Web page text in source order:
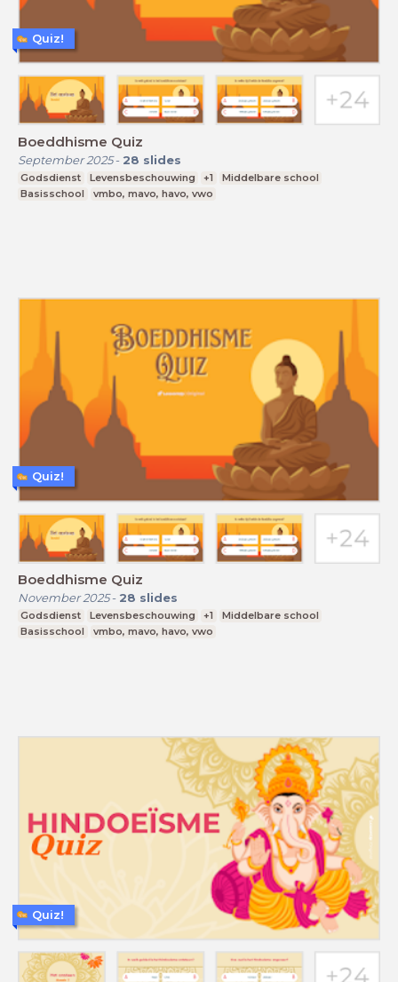
Boeddhisme Quiz
September 2025- 28 slides
Godsdienst Levensbeschouwing +1
Middelbare school
Basisschool
vmbo, mavo, havo, vwo
Quiz!
Boeddhisme Quiz
November 2025- 28 slides
Godsdienst Levensbeschouwing +1
Middelbare school
Basisschool
vmbo, mavo, havo, vwo
Quiz!
Quiz!